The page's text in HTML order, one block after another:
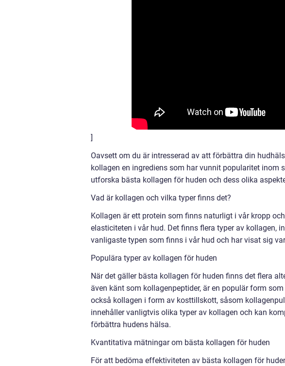
]
Oavsett om du är intresserad av att förbättra din
kollagen en ingrediens som har vunnit popularitet inom
utforska bästa kollagen för huden och dess olika
Vad är kollagen och vilka typer finns det?
Kollagen är ett protein som finns naturligt i vår kropp
elasticiteten i vår hud. Det finns flera typer av kollagen,
vanligaste typen som finns i vår hud och har visat sig
Populära typer av kollagen för huden
När det gäller bästa kollagen för huden finns det flera
även känt som kollagenpeptider, är en populär form
också kollagen i form av kosttillskott, såsom
innehåller vanligtvis olika typer av kollagen och kan
förbättra hudens hälsa.
Kvantitativa mätningar om bästa kollagen för huden
För att bedöma effektiviteten av bästa kollagen för